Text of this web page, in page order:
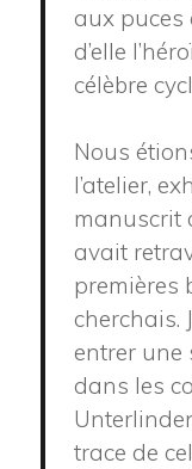
aux
d’elle
célèbre
Nous
l’atelier,
manuscrit
avait
premières
cherchais.
entrer une
dans les
trace de